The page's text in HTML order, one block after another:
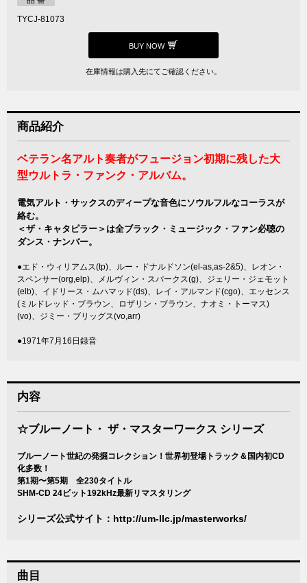
TYCJ-81073
BUY NOW
在庫情報は購入先にてご確認ください。
商品紹介
ベテラン名アルト奏者がフュージョン初期に残した大
型ウルトラ・ファンク・アルバム。
電気アルト・サックスのディープな音色にソウルフルなコーラスが
絡む。
＜ザ・キャタピラー＞は全ブラック・ミュージック・ファン必聴の
ダンス・ナンバー。
●エド・ウィリアムス(tp)、ルー・ドナルドソン(el-as,as-2&5)、レオン・
スペンサー(org,elp)、メルヴィン・スパークス(g)、ジェリー・ジェモット
(elb)、イドリース・ムハマッド(ds)、レイ・アルマンド(cgo)、エッセンス
(ミルドレッド・ブラウン、ロザリン・ブラウン、ナオミ・トーマス)
(vo)、ジミー・ブリッグス(vo,arr)
●1971年7月16日録音
内容
☆ブルーノート・ ザ・マスターワークス シリーズ
ブルーノート世紀の発掘コレクション！世界初登場トラック＆国内初CD
化多数！
第1期〜第5期 全230タイトル
SHM-CD 24ビット192kHz最新リマスタリング
シリーズ公式サイト： http://um-llc.jp/masterworks/
曲目